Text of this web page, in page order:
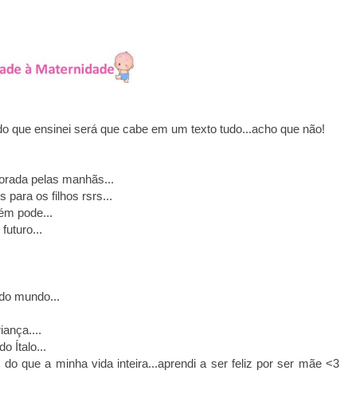
que ensinei será que cabe em um texto tudo...acho que não!
pelas manhãs...
para os filhos rsrs...
pode...
mundo...
Ítalo...
que a minha vida inteira...aprendi a ser feliz por ser mãe <3